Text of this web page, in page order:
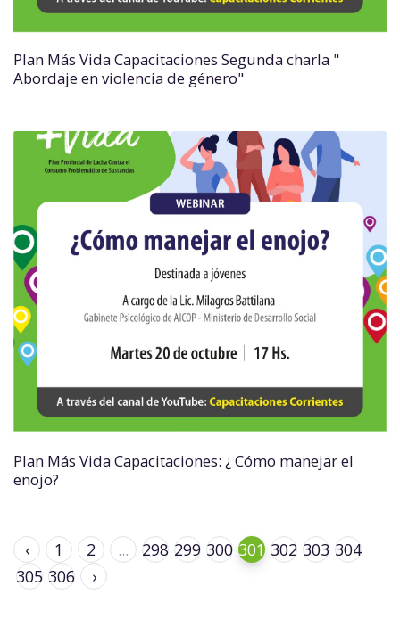
Plan Más Vida Capacitaciones Segunda charla "
Abordaje en violencia de género"
Plan Más Vida Capacitaciones: ¿ Cómo manejar el
enojo?
‹ 1 2 ... 298 299 300 301 302 303 304
305 306 ›